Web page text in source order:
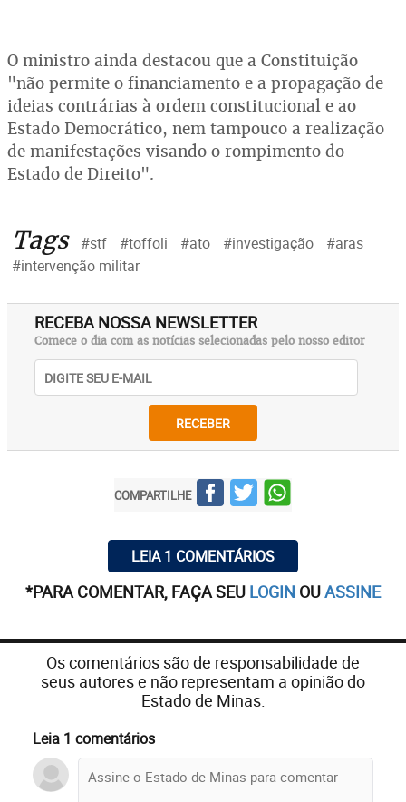
O ministro ainda destacou que a Constituição
"não permite o financiamento e a propagação de
ideias contrárias à ordem constitucional e ao
Estado Democrático, nem tampouco a realização
de manifestações visando o rompimento do
Estado de Direito".
Tags #stf #toffoli #ato #investigação
#aras
#intervenção militar
RECEBA NOSSA NEWSLETTER
Comece o dia com as notícias selecionadas pelo nosso editor
RECEBER
COMPARTILHE
LEIA 1 COMENTÁRIOS
*PARA COMENTAR, FAÇA SEU LOGIN OUASSINE
Os comentários são de responsabilidade de
seus autores e não representam a opinião do
Estado de Minas.
Leia 1 comentários